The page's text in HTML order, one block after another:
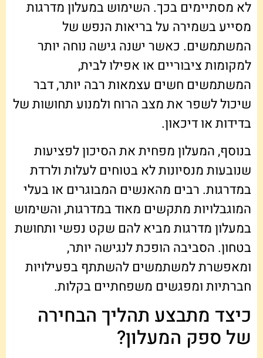
לא מסתיימים בכך. השימוש במעלון מדרגות
מסייע בשמירה על בריאות הנפש של
המשתמשים. כאשר ישנה גישה נוחה יותר
למקומות ציבוריים או אפילו לבית,
המשתמשים חשים עצמאות רבה יותר, דבר
שיכול לשפר את מצב הרוח ולמנוע תחושות של
בדידות או דיכאון.
בנוסף, המעלון מפחית את הסיכון לפציעות
שנובעות מנסיונות לא בטוחים לעלות ולרדת
במדרגות. רבים מהאנשים המבוגרים או בעלי
המוגבלויות מתקשים מאוד במדרגות, והשימוש
במעלון מדרגות מביא להם שקט נפשי ותחושת
בטחון. הסביבה הופכת לנגישה יותר,
ומאפשרת למשתמשים להשתתף בפעילויות
חברתיות ומפגשים משפחתיים בקלות.
כיצד מתבצע תהליך הבחירה
של ספק המעלון?